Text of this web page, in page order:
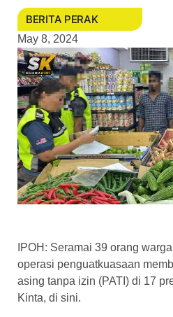
BERITA PERAK
May 8, 2024
IPOH: Seramai 39 orang
operasi penguatkuasaan
asing tanpa izin (PATI) di 17
Kinta, di sini.